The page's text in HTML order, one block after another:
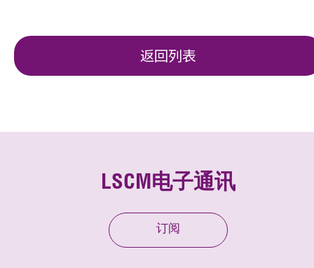
返回列表
LSCM电子通讯
订阅